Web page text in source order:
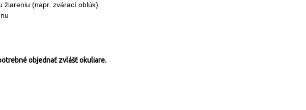
žiareniu (napr. zvárací oblúk)
objednať zvlášť okuliare.